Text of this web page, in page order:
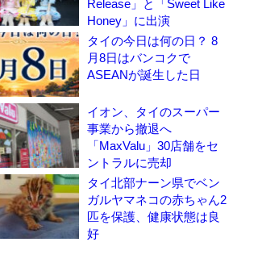
Release」と「Sweet Like
Honey」に出演
タイの今日は何の日？ 8
月8日はバンコクで
ASEANが誕生した日
イオン、タイのスーパー
事業から撤退へ
「MaxValu」30店舗をセ
ントラルに売却
タイ北部ナーン県でベン
ガルヤマネコの赤ちゃん2
匹を保護、健康状態は良
好